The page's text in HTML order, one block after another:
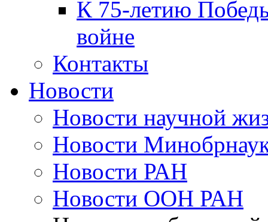
К 75-летию
войне
Контакты
Новости
Новости научной
Новости
Новости РАН
Новости ООН РАН